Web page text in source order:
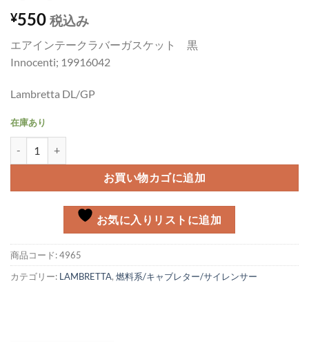
¥550 税込み
エアインテークラバーガスケット 黒
Innocenti; 19916042
Lambretta DL/GP
在庫あり
お買い物カゴに追加
お気に入りリストに追加
商品コード:4965
カテゴリー: LAMBRETTA, 燃料系/キャブレター/サイレンサー